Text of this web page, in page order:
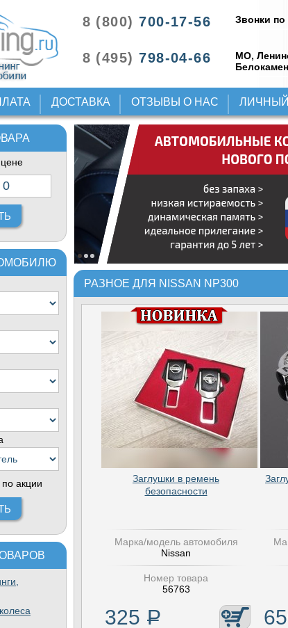
8 (800) 700-17-56
8 (495) 798-04-66
Звонки по
МО,
ДОСТАВКА ОТЗЫВЫ О НАС
цене
по акции
РАЗНОЕ ДЛЯ NISSAN NP300
Заглушки в ремень
безопасности
Марка/модель автомобиля
Nissan
Номер товара
56763
325 Р